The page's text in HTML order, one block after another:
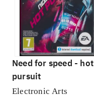
Need for speed - hot
pursuit
Electronic Arts